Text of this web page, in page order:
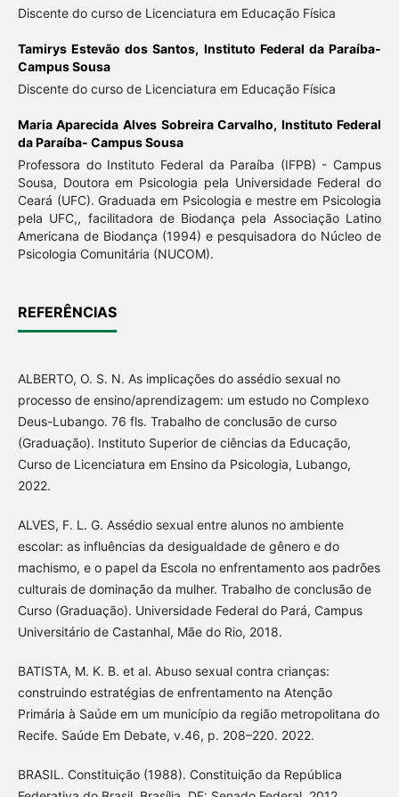
Discente do curso de Licenciatura em Educação Física
Tamirys Estevão dos Santos, Instituto Federal da Paraíba-
Campus Sousa
Discente do curso de Licenciatura em Educação Física
Maria Aparecida Alves Sobreira Carvalho, Instituto Federal
da Paraíba- Campus Sousa
Professora do Instituto Federal da Paraíba (IFPB) - Campus
Sousa, Doutora em Psicologia pela Universidade Federal do
Ceará (UFC). Graduada em Psicologia e mestre em Psicologia
pela UFC,, facilitadora de Biodança pela Associação Latino
Americana de Biodança (1994) e pesquisadora do Núcleo de
Psicologia Comunitária (NUCOM).
REFERÊNCIAS
ALBERTO, O. S. N. As implicações do assédio sexual no
processo de ensino/aprendizagem: um estudo no Complexo
Deus-Lubango. 76 fls. Trabalho de conclusão de curso
(Graduação). Instituto Superior de ciências da Educação,
Curso de Licenciatura em Ensino da Psicologia, Lubango,
2022.
ALVES, F. L. G. Assédio sexual entre alunos no ambiente
escolar: as influências da desigualdade de gênero e do
machismo, e o papel da Escola no enfrentamento aos padrões
culturais de dominação da mulher. Trabalho de conclusão de
Curso (Graduação). Universidade Federal do Pará, Campus
Universitário de Castanhal, Mãe do Rio, 2018.
BATISTA, M. K. B. et al. Abuso sexual contra crianças:
construindo estratégias de enfrentamento na Atenção
Primária à Saúde em um município da região metropolitana do
Recife. Saúde Em Debate, v.46, p. 208–220. 2022.
BRASIL. Constituição (1988). Constituição da República